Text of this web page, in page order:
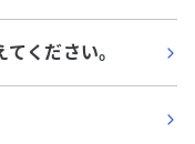
ください。